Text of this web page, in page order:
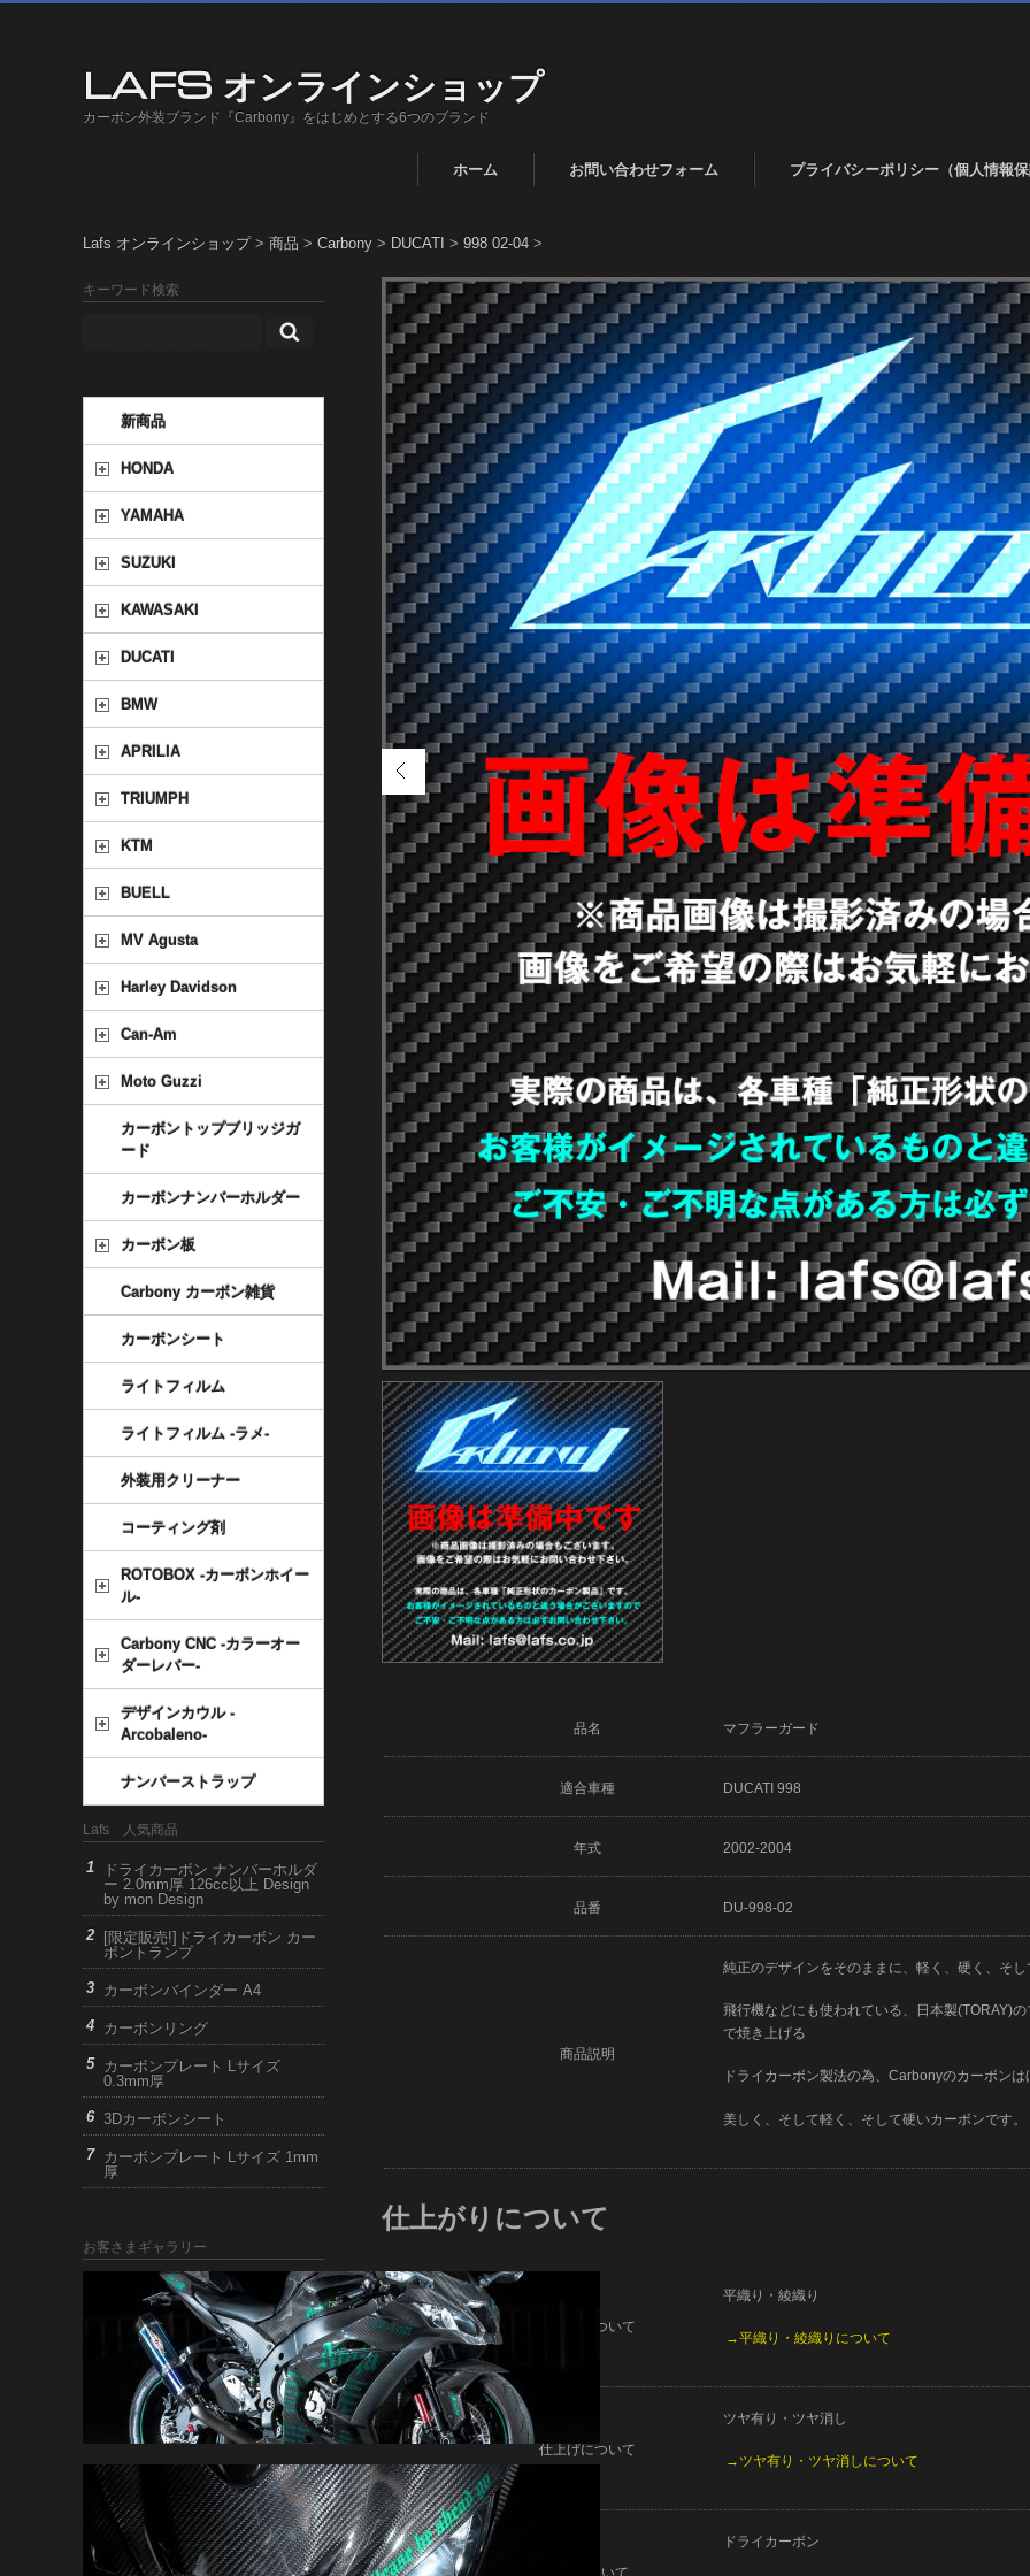
LAFS オンラインショップ
カーボン外装ブランド『Carbony』をはじめとする6つのブランド
ホーム お問い合わせフォーム プライバシーポリシー（個人情報
Lafs オンラインショップ> 商品 > Carbony > DUCATI > 998 02-04 >
品名 マフラーガード
適合車種 DUCATI 998
年式 2002-2004
品番 DU-998-02
商品説明
純正のデザインをそのままに、軽く、硬く、そ
飛行機などにも使われている、日本製(TORAY)
で焼き上げる
ドライカーボン製法の為、Carbonyのカーボン
美しく、そして軽く、そして硬いカーボンです。
仕上がりについて
織り方について
平織り・綾織り
→平織り・綾織りについて
仕上げについて
ツヤ有り・ツヤ消し
→ツヤ有り・ツヤ消しについて
製法について
ドライカーボン
キーワード検索
新商品
HONDA
YAMAHA
SUZUKI
KAWASAKI
DUCATI
BMW
APRILIA
TRIUMPH
KTM
BUELL
MV Agusta
Harley Davidson
Can-Am
Moto Guzzi
カーボントップブリッジガ
ード
カーボンナンバーホルダー
カーボン板
Carbony カーボン雑貨
カーボンシート
ライトフィルム
ライトフィルム -ラメ-
外装用クリーナー
コーティング剤
ROTOBOX -カーボンホイー
ル-
Carbony CNC -カラーオー
ダーレバー-
デザインカウル -
Arcobaleno-
ナンバーストラップ
Lafs 人気商品
ドライカーボン ナンバーホルダ
ー 2.0mm厚 126cc以上 Design
by mon Design
[限定販売!]ドライカーボン カー
ボントランプ
カーボンバインダー A4
カーボンリング
カーボンプレート Lサイズ
0.3mm厚
3Dカーボンシート
カーボンプレート Lサイズ 1mm
厚
お客さまギャラリー